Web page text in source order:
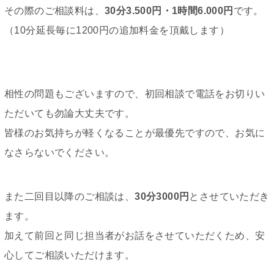
その際のご相談料は、 30分3.500円・1時間6.000円 です。
（10分延長毎に1200円の追加料金を頂戴します）
相性の問題もございますので、初回相談で電話をお切りい
ただいても勿論大丈夫です。
皆様のお気持ちが軽くなることが最優先ですので、お気に
なさらないでください。
また二回目以降のご相談は、30分3000円 とさせていただき
ます。
加えて前回と同じ担当者がお話をさせていただくため、安
心してご相談いただけます。